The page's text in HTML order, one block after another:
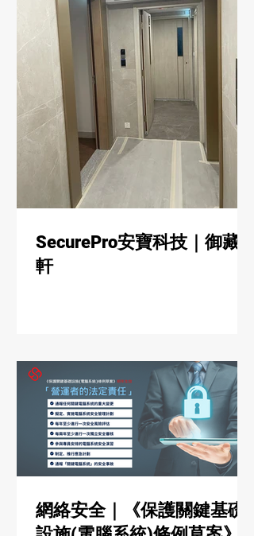
SecurePro安寶科技｜御藏
軒
網絡安全｜《保護關鍵基礎